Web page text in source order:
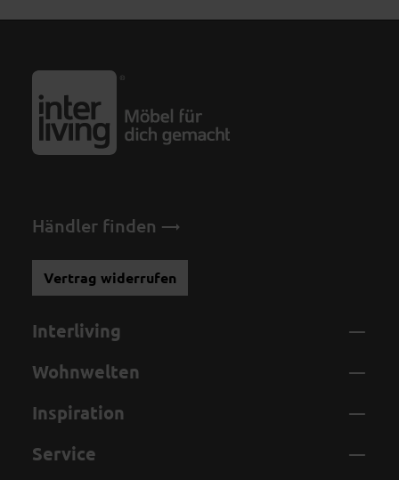
Händler finden
Vertrag widerrufen
Interliving
Wohnwelten
Inspiration
Service